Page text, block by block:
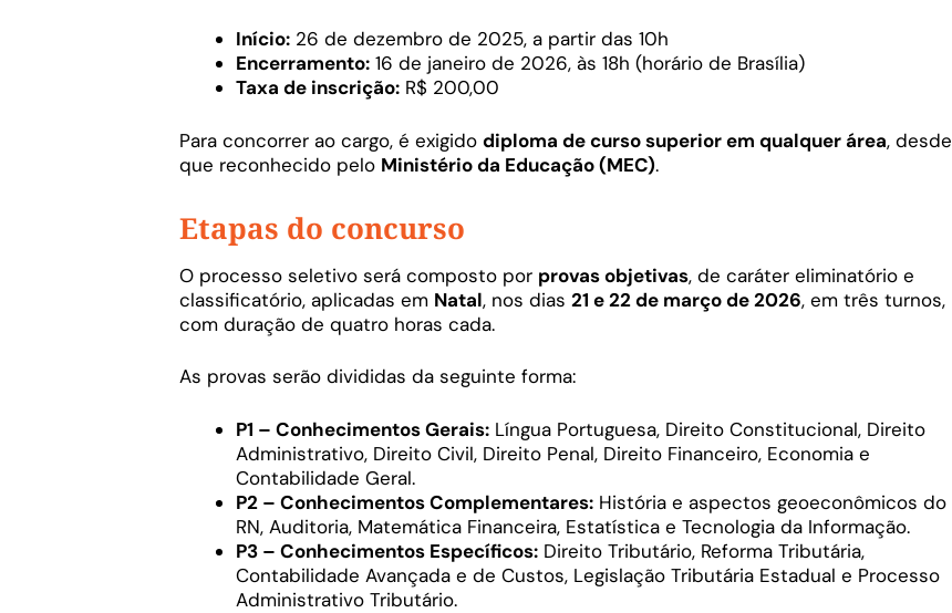
Início: 26 de dezembro de 2025, a partir das 10h
Encerramento: 16 de janeiro de 2026, às 18h (horário de Brasília)
Taxa de inscrição: R$ 200,00
Para concorrer ao cargo, é exigido diploma de curso superior em qualquer área, desde
que reconhecido pelo Ministério da Educação (MEC).
Etapas do concurso
O processo seletivo será composto por provas objetivas, de caráter eliminatório e
classificatório, aplicadas em Natal, nos dias 21 e 22 de março de 2026, em três turnos,
com duração de quatro horas cada.
As provas serão divididas da seguinte forma:
P1 – Conhecimentos Gerais: Língua Portuguesa, Direito Constitucional, Direito
Administrativo, Direito Civil, Direito Penal, Direito Financeiro, Economia e
Contabilidade Geral.
P2 – Conhecimentos Complementares: História e aspectos geoeconômicos do
RN, Auditoria, Matemática Financeira, Estatística e Tecnologia da Informação.
P3 – Conhecimentos Específicos: Direito Tributário, Reforma Tributária,
Contabilidade Avançada e de Custos, Legislação Tributária Estadual e Processo
Administrativo Tributário.